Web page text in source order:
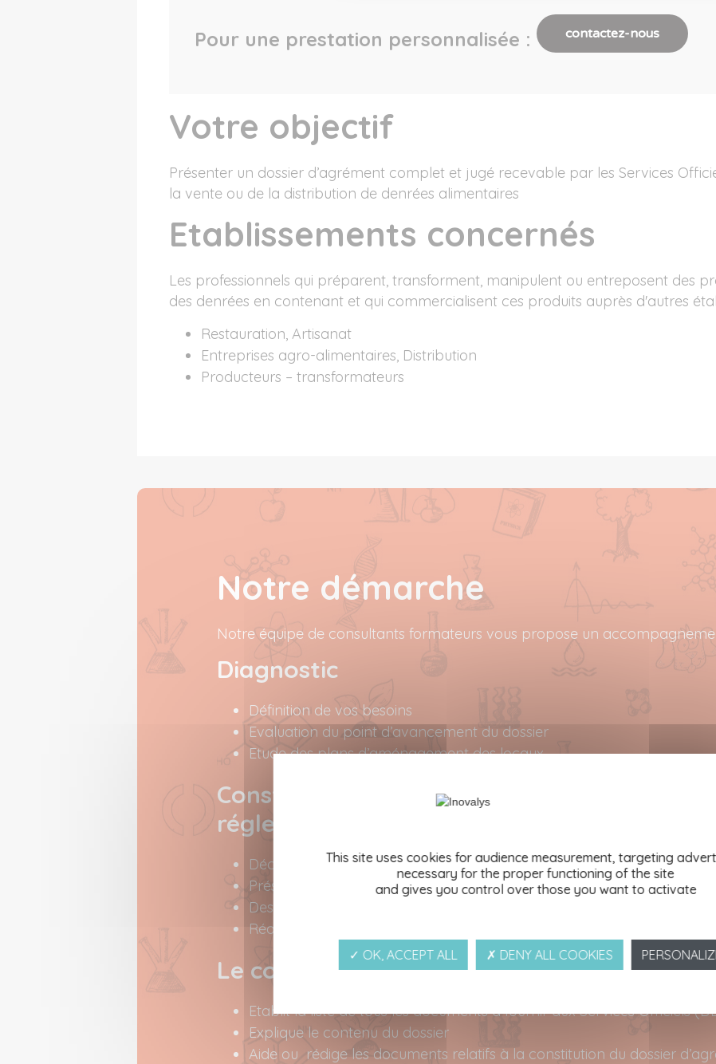
Pour une prestation personnalisée : contactez-nous
Votre objectif
Présenter un dossier d’agrément complet et jugé recevable par les Services
la vente ou de la distribution de denrées alimentaires
Etablissements concernés
Les professionnels qui préparent, transforment, manipulent ou entreposent des
des denrées en contenant et qui commercialisent ces produits auprès d'autres
Restauration, Artisanat
Entreprises agro-alimentaires, Distribution
Producteurs – transformateurs
Notre démarche
Notre équipe de consultants formateurs vous propose un
Diagnostic
Définition de vos besoins
Evaluation du point d’avancement du dossier
Etude des plans d’aménagement des locaux
Constitution du dossier d’agrément selon la
réglementation en vigueur
Déclaration d’activité
Présentation de l’entreprise
Description des activités
Réalisation de l’étude HACCP, du PMS et autres documents constitutifs
Le consultant d’INOVALYS
Etablit la liste de tous les documents à fournir aux Services Officiels
Explique le contenu du dossier
Aide ou rédige les documents relatifs à la constitution du dossier
This site uses cookies for audience measurement, targeting
necessary for the proper functioning of the site
and gives you control over those you want to activate
✓ OK, ACCEPT ALL ✗ DENY ALL COOKIES